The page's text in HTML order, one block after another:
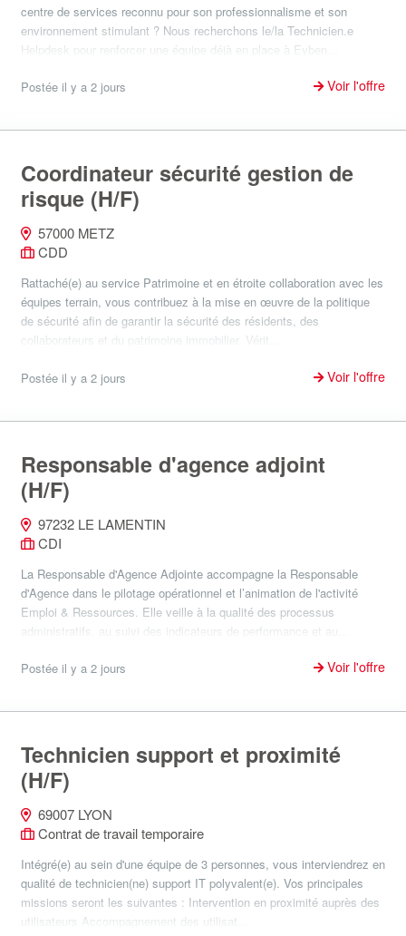
centre de services reconnu pour son professionnalisme et son
environnement stimulant ? Nous recherchons le/la Technicien.e
Helpdesk pour renforcer une équipe déjà en place à Eyben...
Postée il y a 2 jours Voir l'offre
Coordinateur sécurité gestion de
risque (H/F)
57000 METZ
CDD
Rattaché(e) au service Patrimoine et en étroite collaboration avec les
équipes terrain, vous contribuez à la mise en œuvre de la politique
de sécurité afin de garantir la sécurité des résidents, des
collaborateurs et du patrimoine immobilier. Vérit...
Postée il y a 2 jours Voir l'offre
Responsable d'agence adjoint
(H/F)
97232 LE LAMENTIN
CDI
La Responsable d'Agence Adjointe accompagne la Responsable
d'Agence dans le pilotage opérationnel et l’animation de l'activité
Emploi & Ressources. Elle veille à la qualité des processus
administratifs, au suivi des indicateurs de performance et au...
Postée il y a 2 jours Voir l'offre
Technicien support et proximité
(H/F)
69007 LYON
Contrat de travail temporaire
Intégré(e) au sein d'une équipe de 3 personnes, vous interviendrez en
qualité de technicien(ne) support IT polyvalent(e). Vos principales
missions seront les suivantes : Intervention en proximité auprès des
utilisateurs Accompagnement des utilisat...